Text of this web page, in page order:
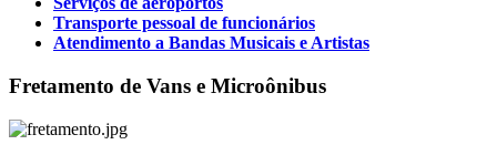
Transporte pessoal de funcionários
Atendimento a Bandas Musicais e Artistas
Fretamento de Vans e Microônibus